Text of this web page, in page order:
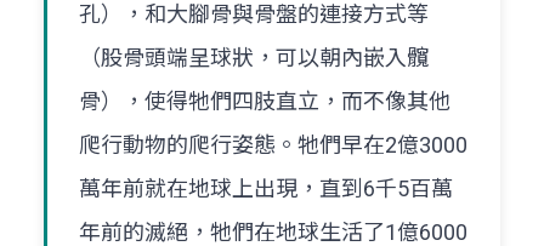
孔），和大腳骨與骨盤的連接方式等
（股骨頭端呈球狀，可以朝內嵌入髖
骨），使得牠們四肢直立，而不像其他
爬行動物的爬行姿態。牠們早在2億3000
萬年前就在地球上出現，直到6千5百萬
年前的滅絕，牠們在地球生活了1億6000